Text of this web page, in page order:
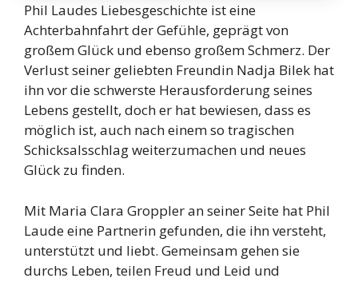
Phil Laudes Liebesgeschichte ist eine
Achterbahnfahrt der Gefühle, geprägt von
großem Glück und ebenso großem Schmerz. Der
Verlust seiner geliebten Freundin Nadja Bilek hat
ihn vor die schwerste Herausforderung seines
Lebens gestellt, doch er hat bewiesen, dass es
möglich ist, auch nach einem so tragischen
Schicksalsschlag weiterzumachen und neues
Glück zu finden.
Mit Maria Clara Groppler an seiner Seite hat Phil
Laude eine Partnerin gefunden, die ihn versteht,
unterstützt und liebt. Gemeinsam gehen sie
durchs Leben, teilen Freud und Leid und